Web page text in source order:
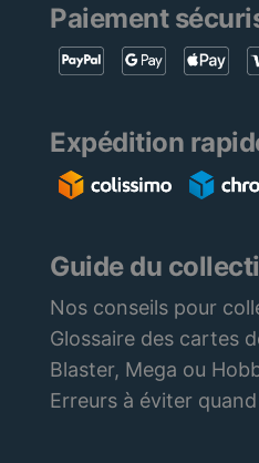
Paiement
Expédition
Guide du
Nos conseils pour
Glossaire des cartes
Blaster, Mega ou
Erreurs à éviter